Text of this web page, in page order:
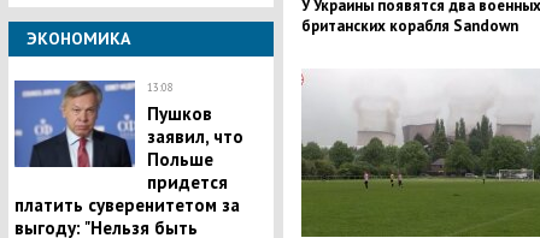
ЭКОНОМИКА
13:08
Пушков
заявил, что
Польше
придется
платить суверенитетом за
выгоду: "Нельзя быть
У Украины появятся два военных
британских корабля Sandown